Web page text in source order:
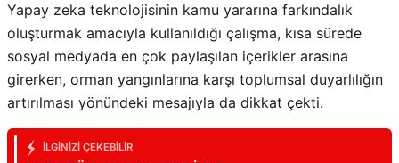
Yapay zeka teknolojisinin kamu yararına farkındalık
oluşturmak amacıyla kullanıldığı çalışma, kısa sürede
sosyal medyada en çok paylaşılan içerikler arasına
girerken, orman yangınlarına karşı toplumsal duyarlılığın
artırılması yönündeki mesajıyla da dikkat çekti.
İLGINIZI ÇEKEBILIR